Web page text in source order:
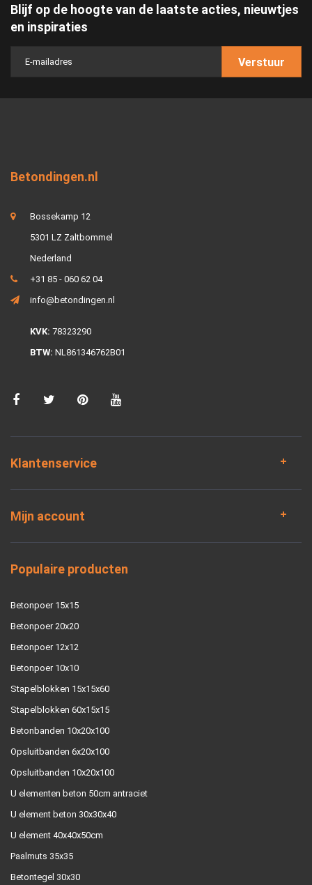
Blijf op de hoogte van de laatste acties, nieuwtjes
en inspiraties
Verstuur
Betondingen.nl
Bossekamp 12
5301 LZ Zaltbommel
Nederland
+31 85 - 060 62 04
info@betondingen.nl
KVK: 78323290
BTW: NL861346762B01
Klantenservice
Mijn account
Populaire producten
Betonpoer 15x15
Betonpoer 20x20
Betonpoer 12x12
Betonpoer 10x10
Stapelblokken 15x15x60
Stapelblokken 60x15x15
Betonbanden 10x20x100
Opsluitbanden 6x20x100
Opsluitbanden 10x20x100
U elementen beton 50cm antraciet
U element beton 30x30x40
U element 40x40x50cm
Paalmuts 35x35
Betontegel 30x30